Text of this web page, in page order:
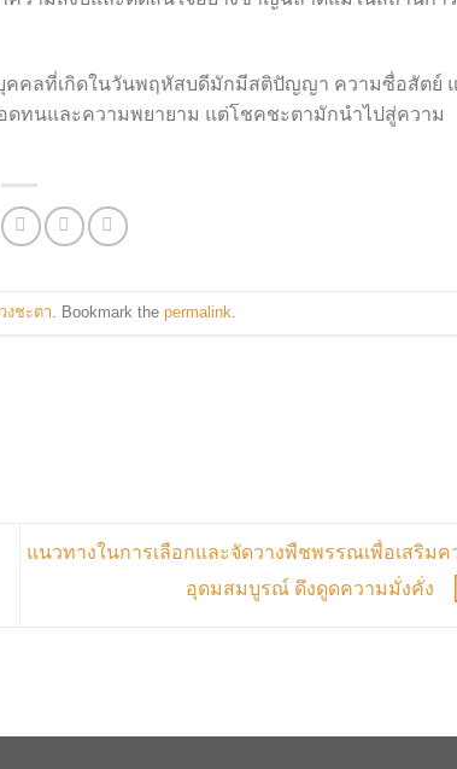
คคลที่เกิดในวันพฤหัสบดีมักมีสติปัญญา ความซื่อสัตย์
ทนและความพยายาม แต่โชคชะตามักนำไปสู่ความ
งชะตา . Bookmark the permalink
แนวทางในการเลือกและจัดวางพืชพรรณเพื่อเสริมค
อุดมสมบูรณ์ ดึงดูดความมั่งคั่ง